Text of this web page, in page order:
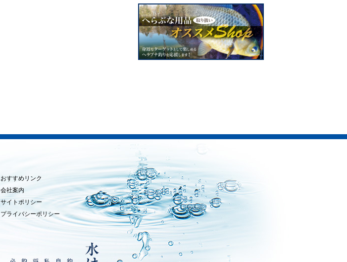
おすすめリンク
会社案内
サイトポリシー
プライバシーポリシー